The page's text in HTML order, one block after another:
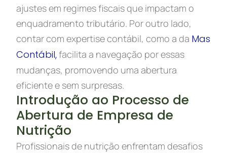
ajustes em regimes fiscais que impactam o
enquadramento tributário. Por outro lado,
contar com expertise contábil, como a da Mas
Contábil,facilita a navegação por essas
mudanças, promovendo uma abertura
eficiente e sem surpresas.
Introdução ao Processo de
Abertura de Empresa de
Nutrição
Profissionais de nutrição enfrentam desafios